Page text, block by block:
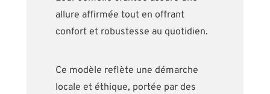
allure affirmée tout en offrant
confort et robustesse au quotidien.
Ce modèle reflète une démarche
locale et éthique, portée par des